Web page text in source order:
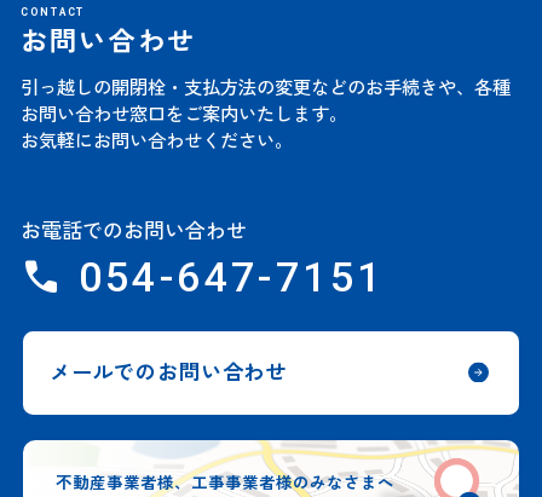
CONTACT
お問い合わせ
引っ越しの開閉栓・支払方法の変更などのお手続きや、各種
お問い合わせ窓口をご案内いたします。
お気軽にお問い合わせください。
お電話でのお問い合わせ
054-647-7151
メールでのお問い合わせ
不動産事業者様、工事事業者様のみなさまへ